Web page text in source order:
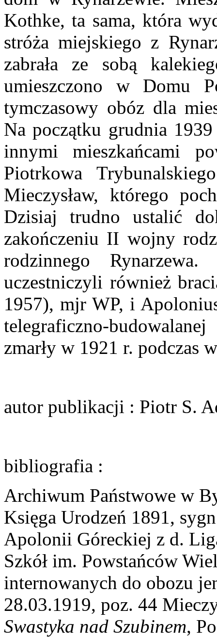
Kothke, ta sama, która
stróża miejskiego z
zabrała ze sobą
umieszczono w Domu
tymczasowy obóz dla
Na początku grudnia
innymi mieszkańcami
Piotrkowa
Mieczysław, którego
Dzisiaj trudno ustalić
zakończeniu II wojny
rodzinnego
uczestniczyli również
1957), mjr WP, i
telegraficzno-
zmarły w 1921 r. podczas
autor publikacji : Piotr S.
bibliografia :
Archiwum Państwowe w
Księga Urodzeń 1891,
Apolonii Góreckiej z d.
Szkół im. Powstańców
internowanych do obozu
28.03.1919, poz. 44
Swastyka nad Szubinem,